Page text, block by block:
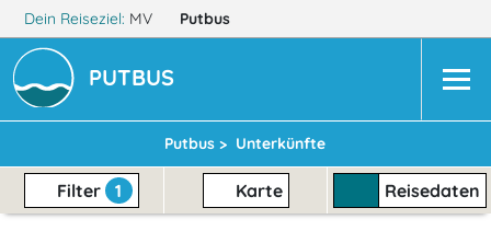
Dein Reiseziel: MV Putbus
PUTBUS
Putbus > Unterkünfte
Filter 1 Karte Reisedaten